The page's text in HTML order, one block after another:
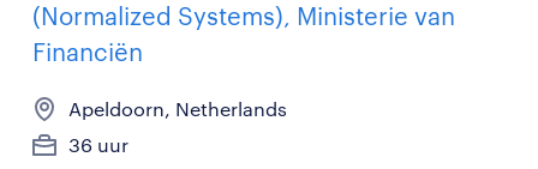
(Normalized Systems), Ministerie van
Financiën
Apeldoorn, Netherlands
36 uur